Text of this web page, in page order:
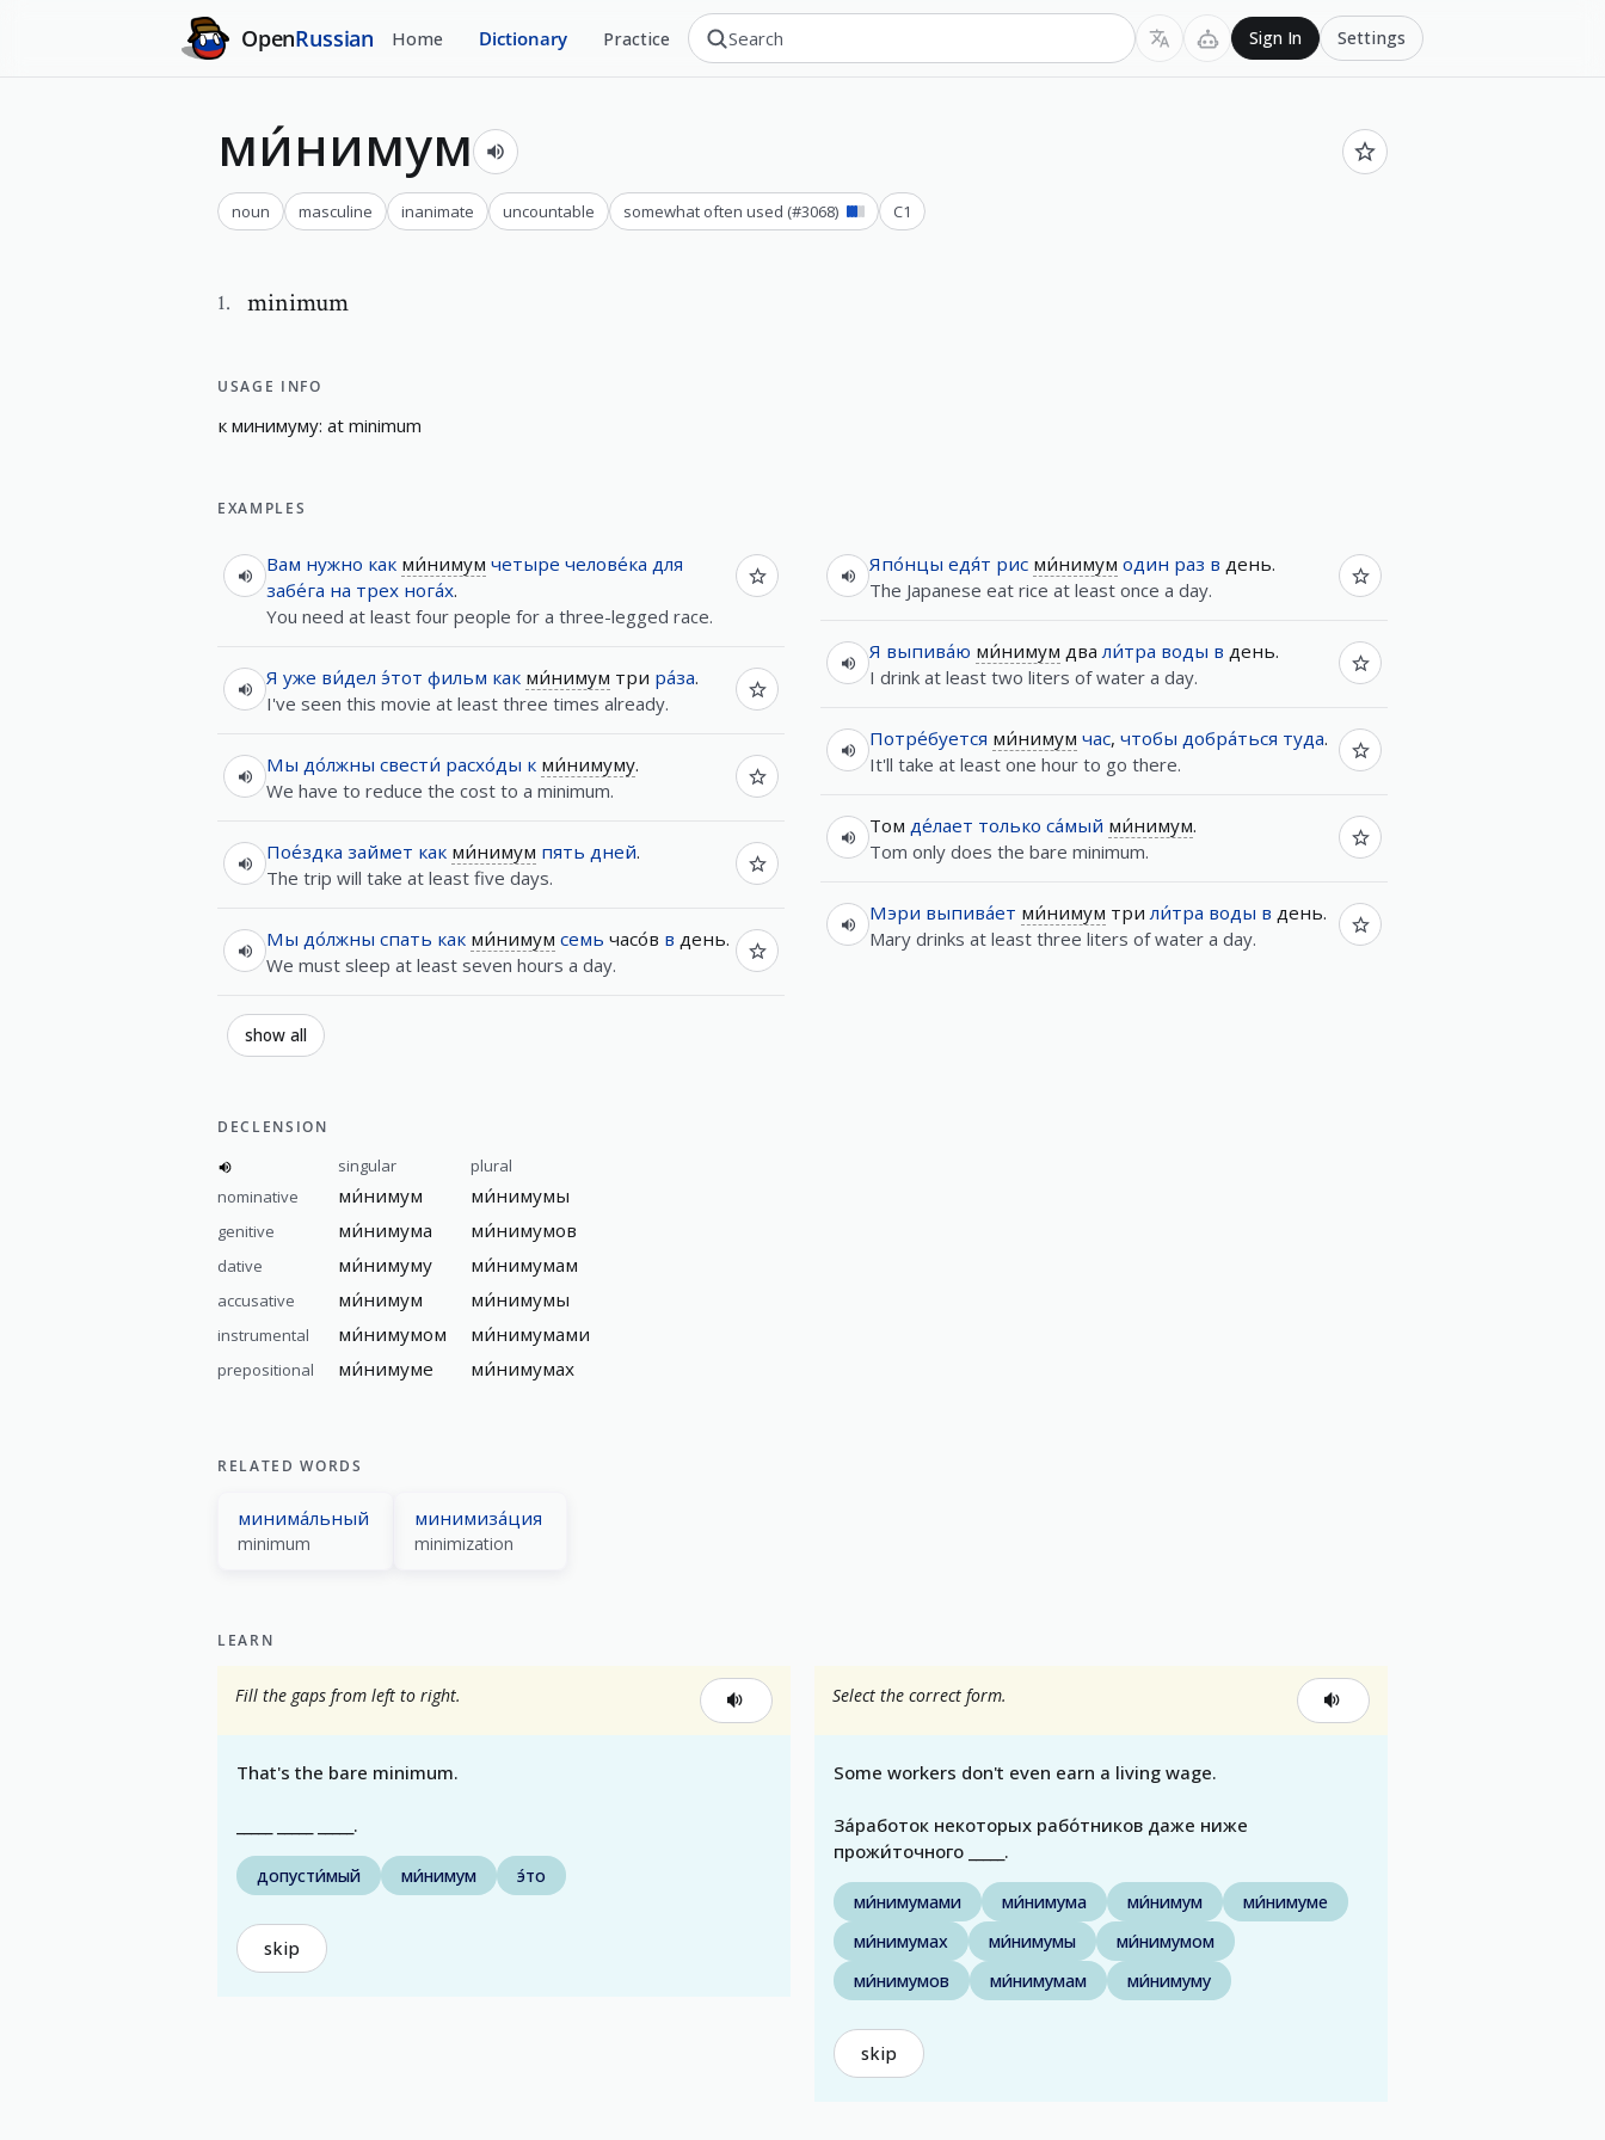
OpenRussian Home Dictionary Practice Sign In Settings
ми́нимум
noun masculine inanimate uncountable somewhat often used (#3068) C1
1. minimum
USAGE INFO
к минимуму: at minimum
EXAMPLES
Вам нужно как ми́нимум четыре челове́ка для
забе́га на трех нога́х.
You need at least four people for a three-legged race.
Я уже ви́дел э́тот фильм как ми́нимум три ра́за.
I've seen this movie at least three times already.
Мы до́лжны свести́ расхо́ды к ми́нимуму.
We have to reduce the cost to a minimum.
Пое́здка займет как ми́нимум пять дней.
The trip will take at least five days.
Мы до́лжны спать как ми́нимум семь часо́в в день.
We must sleep at least seven hours a day.
Япо́нцы едя́т рис ми́нимум один раз в день.
The Japanese eat rice at least once a day.
Я выпива́ю ми́нимум двали́тра воды в день.
I drink at least two liters of water a day.
Потре́буется ми́нимум час, чтобы добра́ться туда.
It'll take at least one hour to go there.
Том де́лает только са́мый ми́нимум.
Tom only does the bare minimum.
Мэри выпива́ет ми́нимум трили́тра воды в день.
Mary drinks at least three liters of water a day.
show all
DECLENSION
singular
plural
nominative
ми́нимум ми́нимумы
genitive ми́нимума ми́нимумов
dative ми́нимуму ми́нимумам
accusative ми́нимум ми́нимумы
instrumental ми́нимумом ми́нимумами
prepositional ми́нимуме ми́нимумах
RELATED WORDS
минима́льный
minimum
минимиза́ция
minimization
LEARN
Fill the gaps from left to right.
That's the bare minimum.
_____ _____ _____.
допусти́мый ми́нимум э́то
skip
Select the correct form.
Some workers don't even earn a living wage.
За́работок некоторых рабо́тников даже ниже
прожи́точного _____.
ми́нимумами ми́нимума ми́нимум
ми́нимуме
ми́нимумах
ми́нимумы
ми́нимумом
ми́нимумов
ми́нимумам ми́нимуму
skip